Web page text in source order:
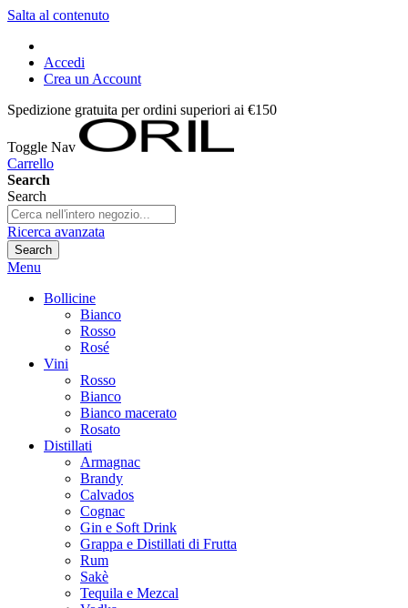
Salta al contenuto
Accedi
Crea un Account
Spedizione gratuita per ordini superiori ai €150
Toggle Nav
Carrello
Search
Search
Ricerca avanzata
Search
Menu
Bollicine
Bianco
Rosso
Rosé
Vini
Rosso
Bianco
Bianco macerato
Rosato
Distillati
Armagnac
Brandy
Calvados
Cognac
Gin e Soft Drink
Grappa e Distillati di Frutta
Rum
Sakè
Tequila e Mezcal